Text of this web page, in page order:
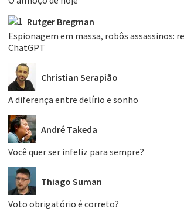
Rutger Bregman
Espionagem em massa, robôs assassinos:
ChatGPT
Christian Serapião
A diferença entre delírio e sonho
André Takeda
Você quer ser infeliz para sempre?
Thiago Suman
Voto obrigatório é correto?